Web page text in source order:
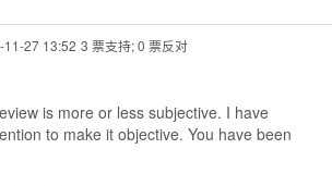
11-27 13:52 3 票支持; 0 票反对
is more or less subjective. I have
to make it objective. You have been